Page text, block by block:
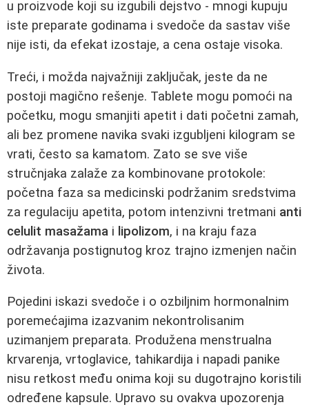
u proizvode koji su izgubili dejstvo - mnogi kupuju
iste preparate godinama i svedoče da sastav više
nije isti, da efekat izostaje, a cena ostaje visoka.
Treći, i možda najvažniji zaključak, jeste da ne
postoji magično rešenje. Tablete mogu pomoći na
početku, mogu smanjiti apetit i dati početni zamah,
ali bez promene navika svaki izgubljeni kilogram se
vrati, često sa kamatom. Zato se sve više
stručnjaka zalaže za kombinovane protokole:
početna faza sa medicinski podržanim sredstvima
za regulaciju apetita, potom intenzivni tretmani anti
celulit masažama i lipolizom, i na kraju faza
održavanja postignutog kroz trajno izmenjen način
života.
Pojedini iskazi svedoče i o ozbiljnim hormonalnim
poremećajima izazvanim nekontrolisanim
uzimanjem preparata. Produžena menstrualna
krvarenja, vrtoglavice, tahikardija i napadi panike
nisu retkost među onima koji su dugotrajno koristili
određene kapsule. Upravo su ovakva upozorenja